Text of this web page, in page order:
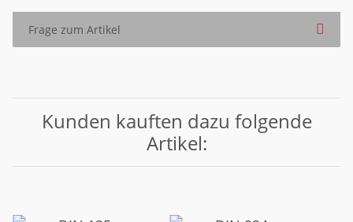
Frage zum Artikel
Kunden kauften dazu folgende
Artikel: